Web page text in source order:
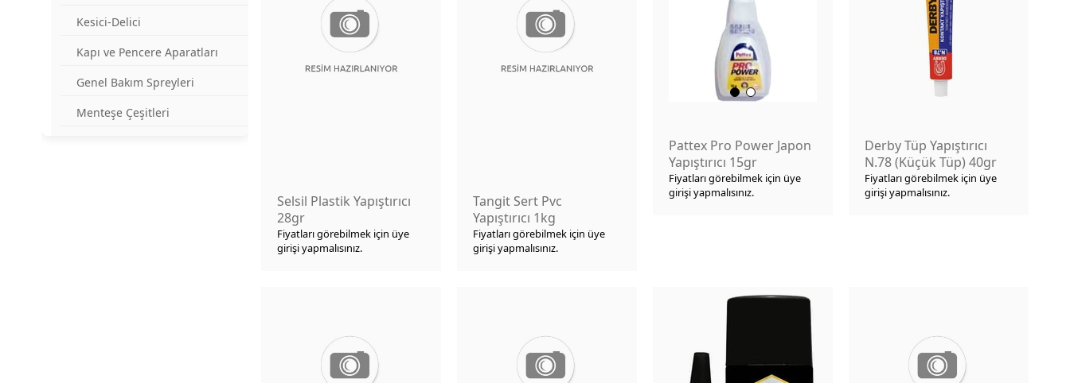
Kesici-Delici
Kapı ve Pencere Aparatları
Genel Bakım Spreyleri
Menteşe Çeşitleri
Selsil Plastik Yapıştırıcı
28gr
Fiyatları görebilmek için üye
girişi yapmalısınız.
Tangit Sert Pvc
Yapıştırıcı 1kg
Fiyatları görebilmek için üye
girişi yapmalısınız.
Pattex Pro Power Japon
Yapıştırıcı 15gr
Fiyatları görebilmek için üye
girişi yapmalısınız.
Derby Tüp Yapıştırıcı
N.78 (Küçük Tüp) 40gr
Fiyatları görebilmek için üye
girişi yapmalısınız.